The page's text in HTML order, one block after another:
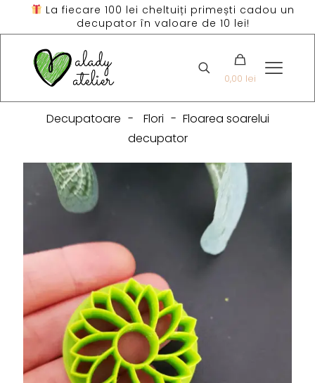
La fiecare 100 lei cheltuiți primești cadou un
decupator în valoare de 10 lei!
0,00 lei
Decupatoare - Flori - Floarea soarelui
decupator